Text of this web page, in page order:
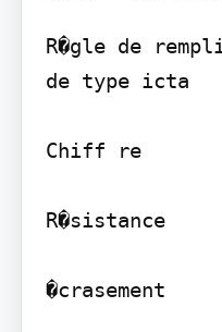
R�gle de
de type icta
Chiff re
R�sistance
�crasement